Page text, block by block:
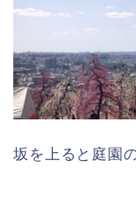
坂を上ると庭園